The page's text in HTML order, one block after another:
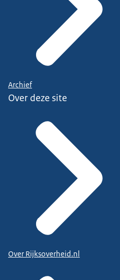
Archief
Over deze site
Over Rijksoverheid.nl